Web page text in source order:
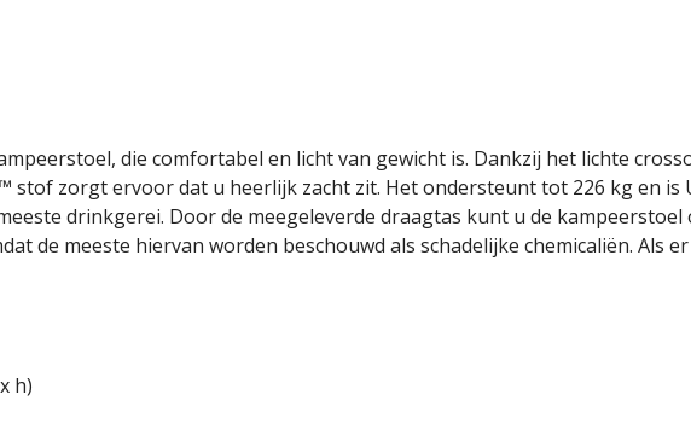
die comfortabel en licht van gewicht is. Dankzij het lichte
stof zorgt ervoor dat u heerlijk zacht zit. Het ondersteunt tot 226 kg en is
drinkgerei. Door de meegeleverde draagtas kunt u de
de meeste hiervan worden beschouwd als schadelijke chemicaliën. Als
h)